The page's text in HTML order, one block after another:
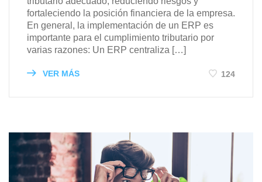
fortaleciendo la posición financiera de la empresa.
En general, la implementación de un ERP es
importante para el cumplimiento tributario por
varias razones: Un ERP centraliza […]
VER MÁS 124